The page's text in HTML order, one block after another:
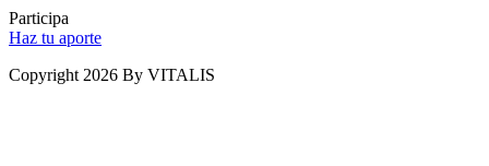
Participa
Haz tu aporte
Copyright 2026 By VITALIS